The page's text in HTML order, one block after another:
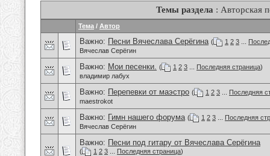
Темы раздела : Авторская
Тема / Автор
Важно: Песни Вячеслава Серёгина ( 1 2 3
Вячеслав Серёгин
Важно: Мои песенки. ( 1 2 3 Последняя страница)
владимир лабух
Важно: Перепевки от маэстро ( 1 2 3
Последняя
maestrokot
Важно: Гимн нашего форума ( 1 2 3
Последняя
Вячеслав Серёгин
Важно: Песни под гитару от Вячеслава Серёгина
( 1 2 3 Последняя страница)